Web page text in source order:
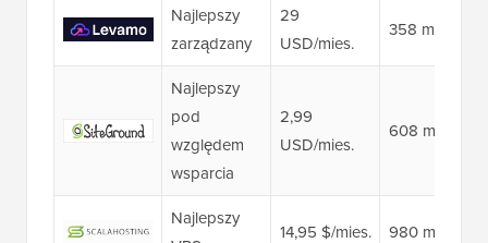
Najlepszy
zarządzany
29
USD/mies.
358 ms 👑
Najlepszy
pod
względem
wsparcia
2,99
USD/mies.
608 ms
Najlepszy
14,95 $/mies. 980 ms